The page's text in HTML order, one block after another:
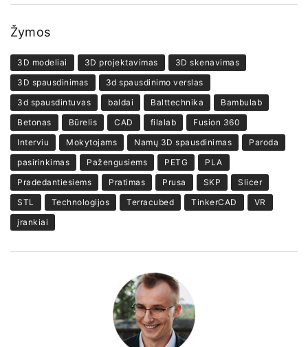
Žymos
3D modeliai 3D projektavimas
3D skenavimas
3D spausdinimas
3d spausdinimo verslas
3d spausdintuvas
baldai Balttechnika
Bambulab
Betonas
Būrelis CAD filalab
Fusion 360
Interviu
Mokytojams Namų 3D spausdinimas
Paroda
pasirinkimas
Pažengusiems PETG
PLA
Pradedantiesiems
Pratimas Prusa SKP
Slicer
STL
Technologijos Terracubed TinkerCAD
VR
įrankiai